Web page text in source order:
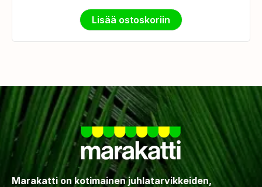
Lisää ostoskoriin
Marakatti on kotimainen juhlatarvikkeiden,